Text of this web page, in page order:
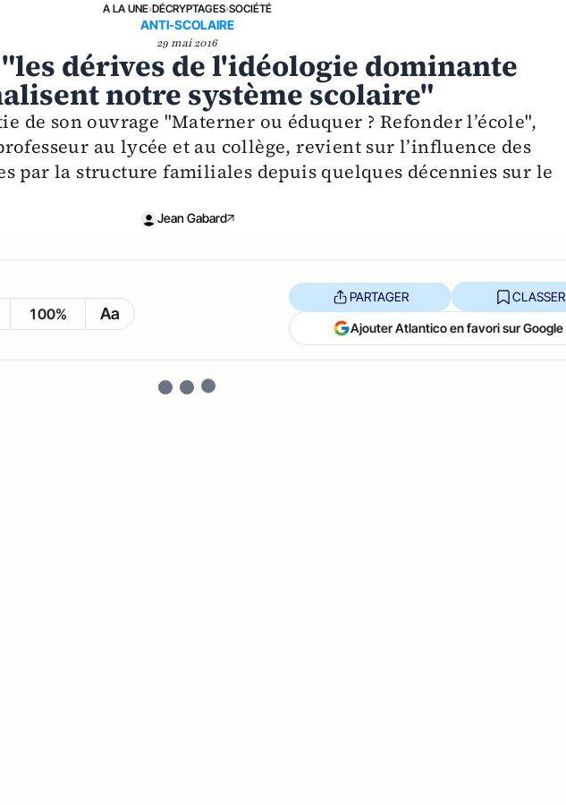
A LA UNE›DÉCRYPTAGES›SOCIÉTÉ
ANTI-SCOLAIRE
29 mai 2016
"les dérives de l'idéologie dominante
notre système scolaire"
de son ouvrage "Materner ou éduquer ? Refonder l’école",
au lycée et au collège, revient sur l’influence des
par la structure familiales depuis quelques décennies sur le
Jean Gabard
100% Aa
PARTAGER CLASSER
Ajouter Atlantico en favori sur Google